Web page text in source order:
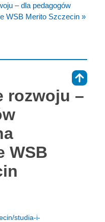
– dla pedagogów
WSB Merito Szczecin »
rozwoju –
WSB
studia-i-